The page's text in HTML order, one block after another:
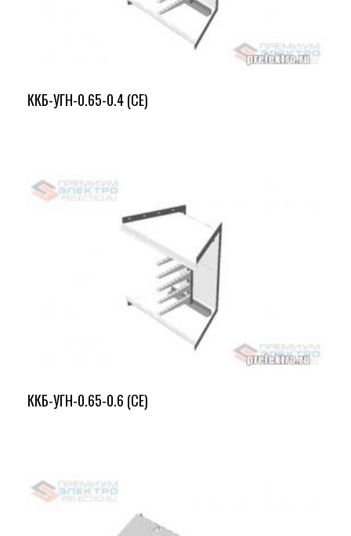
ККБ-УГН-0.65-0.4 (СЕ)
ККБ-УГН-0.65-0.6 (СЕ)